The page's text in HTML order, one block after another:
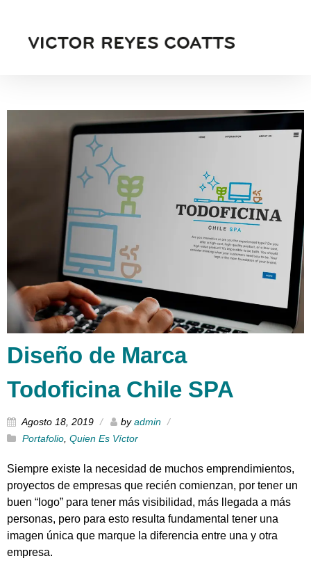
Diseño de Marca
Todoficina Chile SPA
Agosto 18, 2019 byadmin
Portafolio Quien Es Víctor
Siempre existe la necesidad de muchos emprendimientos,
proyectos de empresas que recién comienzan, por tener un
buen “logo” para tener más visibilidad, más llegada a más
personas, pero para esto resulta fundamental tener una
imagen única que marque la diferencia entre una y otra
empresa.